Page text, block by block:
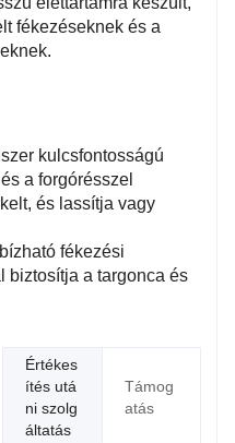
fékezéseknek és a
kulcsfontosságú
a forgórésszel
és lassítja vagy
fékezési
biztosítja a targonca és
Értékes
ítés utá
ni szolg
áltatás
Támog
atás